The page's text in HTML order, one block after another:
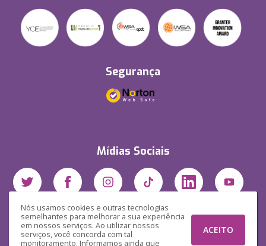
Nós usamos cookies e outras tecnologias
semelhantes para melhorar a sua experiência
em nossos serviços. Ao utilizar nossos
serviços, você concorda com tal
monitoramento. Informamos ainda que
ACEITO
Segurança
Mídias Sociais